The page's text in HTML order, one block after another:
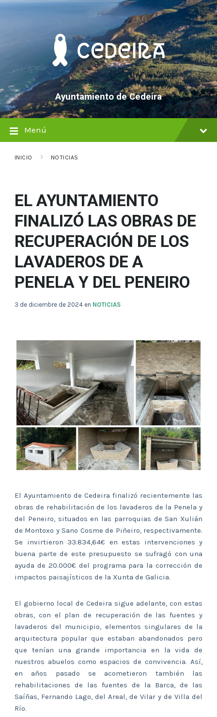
saltar
Saltar
Saltar
Ayuntamiento de Cedeira
Menú
INICIO NOTICIAS
EL AYUNTAMIENTO
FINALIZÓ LAS OBRAS DE
RECUPERACIÓN DE LOS
LAVADEROS DE A
PENELA Y DEL PENEIRO
3 de diciembre de 2024 en NOTICIAS
El Ayuntamiento de Cedeira finalizó recientemente las
obras de rehabilitación de los lavaderos de la Penela y
del Peneiro, situados en las parroquias de San Xulián
de Montoxo y Sano Cosme de Piñeiro, respectivamente.
Se invirtieron 33.834,64€ en estas intervenciones y
buena parte de este presupuesto se sufragó con una
ayuda de 20.000€ del programa para la corrección de
impactos paisajísticos de la Xunta de Galicia.
El gobierno local de Cedeira sigue adelante, con estas
obras, con el plan de recuperación de las fuentes y
lavaderos del municipio, elementos singulares de la
arquitectura popular que estaban abandonados pero
que tenían una grande importancia en la vida de
nuestros abuelos como espacios de convivencia. Así,
en años pasado se acometieron también las
rehabilitaciones de las fuentes de la Barca, de las
Saíñas, Fernando Lago, del Areal, de Vilar y de Villa del
Río.